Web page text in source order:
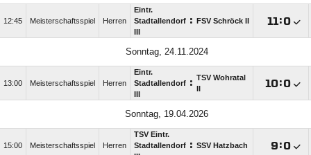
12:45 Meisterschaftsspiel Herren
Eintr.
Stadtallendorf : FSV Schröck II :
Sonntag, 24.11.2024
13:00 Meisterschaftsspiel Herren
Eintr.
Stadtallendorf : TSV Wohratal
:
Sonntag, 19.04.2026
15:00 Meisterschaftsspiel Herren
TSV Eintr.
Stadtallendorf : SSV Hatzbach :